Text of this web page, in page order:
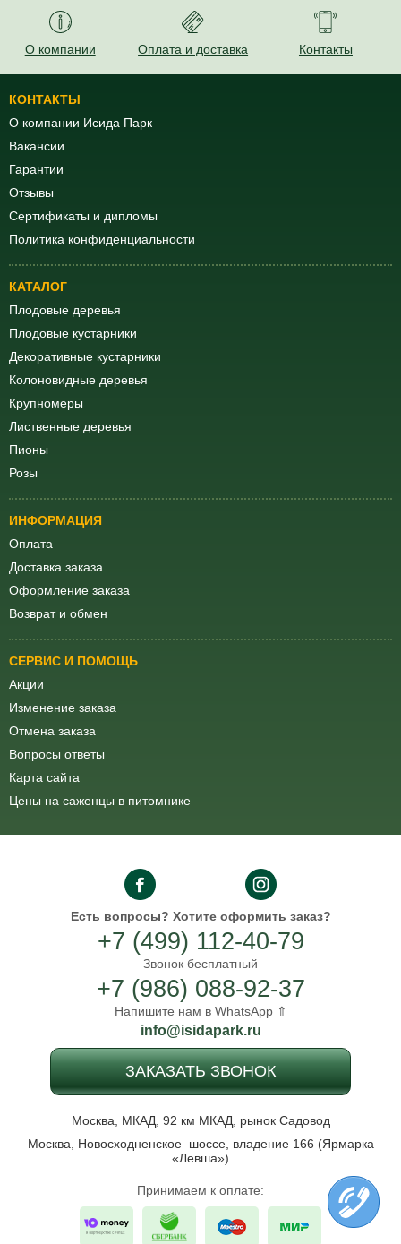
О компании Оплата и доставка Контакты
КОНТАКТЫ
О компании Исида Парк
Вакансии
Гарантии
Отзывы
Сертификаты и дипломы
Политика конфиденциальности
КАТАЛОГ
Плодовые деревья
Плодовые кустарники
Декоративные кустарники
Колоновидные деревья
Крупномеры
Лиственные деревья
Пионы
Розы
ИНФОРМАЦИЯ
Оплата
Доставка заказа
Оформление заказа
Возврат и обмен
СЕРВИС И ПОМОЩЬ
Акции
Изменение заказа
Отмена заказа
Вопросы ответы
Карта сайта
Цены на саженцы в питомнике
Есть вопросы? Хотите оформить заказ?
+7 (499) 112-40-79
Звонок бесплатный
+7 (986) 088-92-37
Напишите нам в WhatsApp ⇑
info@isidapark.ru
ЗАКАЗАТЬ ЗВОНОК
Москва, МКАД, 92 км МКАД, рынок Садовод
Москва, Новосходненское шоссе, владение 166 (Ярмарка
«Левша»)
Принимаем к оплате: